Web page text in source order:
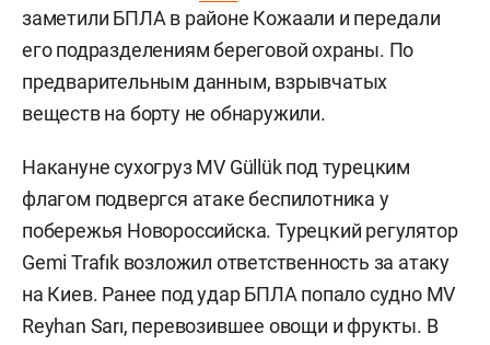
заметили БПЛА в районе Кожаали и передали
его подразделениям береговой охраны. По
предварительным данным, взрывчатых
веществ на борту не обнаружили.
Накануне сухогруз MV Güllük под турецким
флагом подвергся атаке беспилотника у
побережья Новороссийска. Турецкий регулятор
Gemi Trafık возложил ответственность за атаку
на Киев. Ранее под удар БПЛА попало судно MV
Reyhan Sarı, перевозившее овощи и фрукты. В